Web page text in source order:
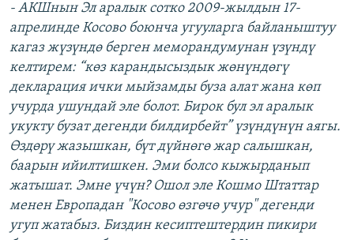
- АКШнын Эл аралык сотко 2009-жылдын 17-
апрелинде Косово боюнча угууларга байланыштуу
кагаз жүзүндө берген меморандумунан үзүндү
келтирем: “көз карандысыздык жөнүндөгү
декларация ички мыйзамды буза алат жана көп
учурда ушундай эле болот. Бирок бул эл аралык
укукту бузат дегенди билдирбейт” үзүндүнүн аягы.
Өздөрү жазышкан, бүт дүйнөгө жар салышкан,
баарын ийилтишкен. Эми болсо кыжырданып
жатышат. Эмне үчүн? Ошол эле Кошмо Штаттар
менен Европадан "Косово өзгөчө учур" дегенди
угуп жатабыз. Биздин кесиптештердин пикири